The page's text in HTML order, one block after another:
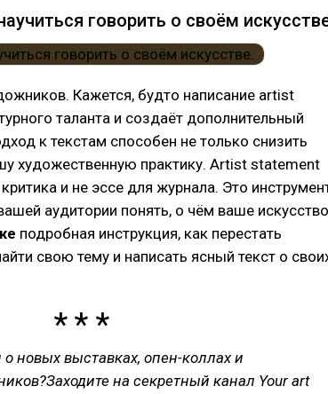
говорить о своём
Кажется, будто написание artist
таланта и создаёт дополнительный
к текстам способен не только снизить
художественную практику. Artist statement
и не эссе для журнала. Это
аудитории понять, о чём ваше искусство
подробная инструкция, как перестать
свою тему и написать ясный текст о
новых выставках, опен-коллах и
на секретный канал Your art